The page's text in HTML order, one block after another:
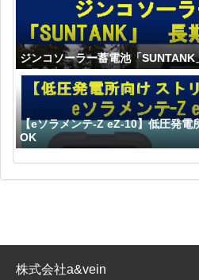
ジンコソーラー蓄電池「
【eソラメンテ-Z eZ-10】低圧発電
OK
株式会社a&vein